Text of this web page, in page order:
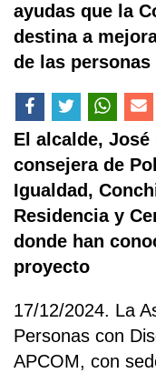
ayudas que la
destina a
de las
El alcalde,
consejera de
Igualdad,
Residencia y
donde han
proyecto
17/12/2024. La
Personas con
APCOM, con